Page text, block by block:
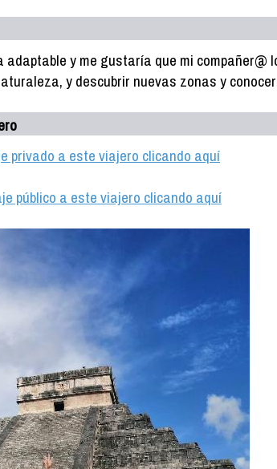
adaptable y me gustaría que mi compañer@
y descubrir nuevas zonas y
privado a este viajero clicando aquí
público a este viajero clicando aquí